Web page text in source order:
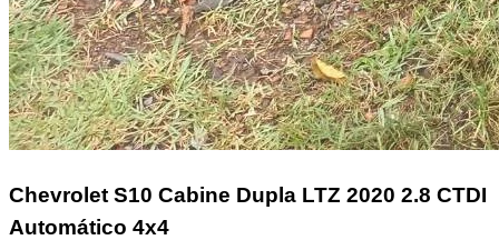
Chevrolet S10 Cabine Dupla LTZ 2020 2.8 CTDI
Automático 4x4